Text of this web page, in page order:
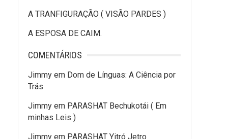
A TRANFIGURAÇÃO ( VISÃO PARDES )
A ESPOSA DE CAIM.
COMENTÁRIOS
Jimmy em Dom de Línguas: A Ciência por
Trás
Jimmy em PARASHAT Bechukotái ( Em
minhas Leis )
Jimmy em PARASHAT Yitró Jetro